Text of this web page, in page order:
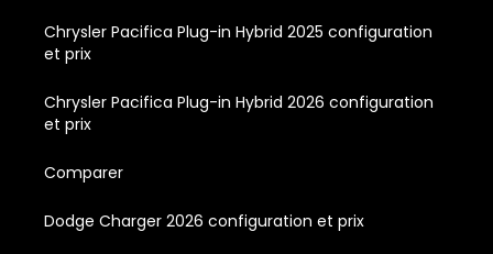
Chrysler Pacifica Plug-in Hybrid 2025 configuration
et prix
Chrysler Pacifica Plug-in Hybrid 2026 configuration
et prix
Comparer
Dodge Charger 2026 configuration et prix